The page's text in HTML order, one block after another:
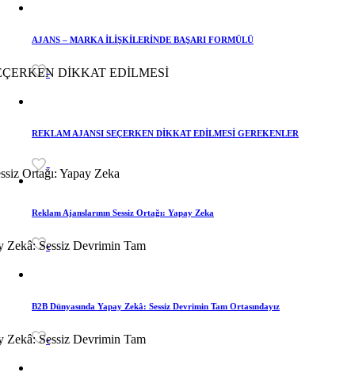
AJANS – MARKA İLİŞKİLERİNDE BAŞARI FORMÜLÜ
-
REKLAM AJANSI SEÇERKEN DİKKAT EDİLMESİ GEREKENLER
-
Reklam Ajanslarının Sessiz Ortağı: Yapay Zeka
-
B2B Dünyasında Yapay Zekâ: Sessiz Devrimin Tam Ortasındayız
-